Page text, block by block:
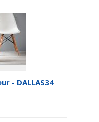
- DALLAS34